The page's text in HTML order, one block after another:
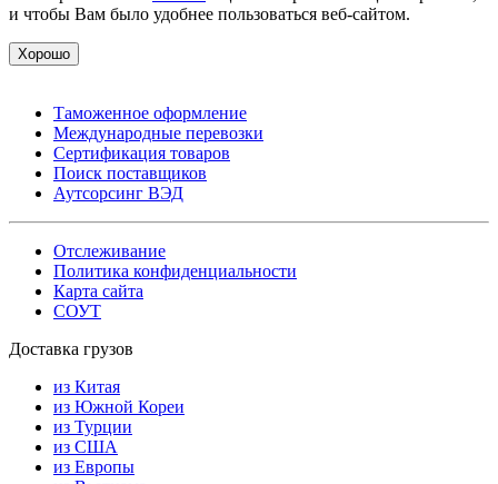
и чтобы Вам было удобнее пользоваться веб-сайтом.
Хорошо
Таможенное оформление
Международные перевозки
Сертификация товаров
Поиск поставщиков
Аутсорсинг ВЭД
Отслеживание
Политика конфиденциальности
Карта сайта
СОУТ
Доставка грузов
из Китая
из Южной Кореи
из Турции
из США
из Европы